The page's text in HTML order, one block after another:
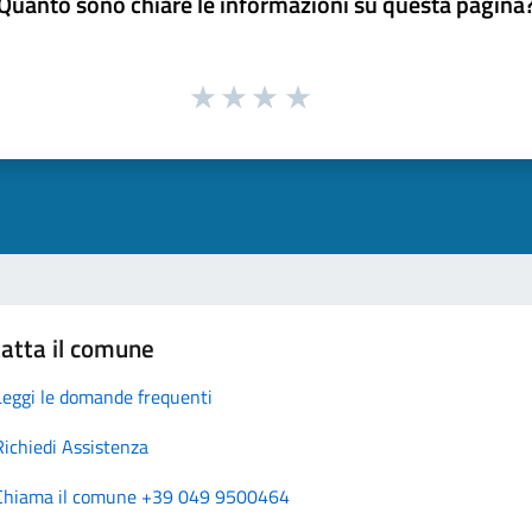
il comune
le domande frequenti
Assistenza
il comune +39 049 9500464